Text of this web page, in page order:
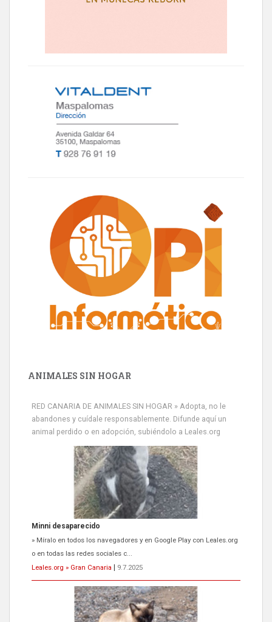
ANIMALES SIN HOGAR
RED CANARIA DE ANIMALES SIN HOGAR » Adopta, no le
abandones y cuídale responsablemente. Difunde aquí un
animal perdido o en adopción, subiéndolo a Leales.org
Minni desaparecido
» Míralo en todos los navegadores y en Google Play con Leales.org
o en todas las redes sociales c...
Leales.org » Gran Canaria
9.7.2025